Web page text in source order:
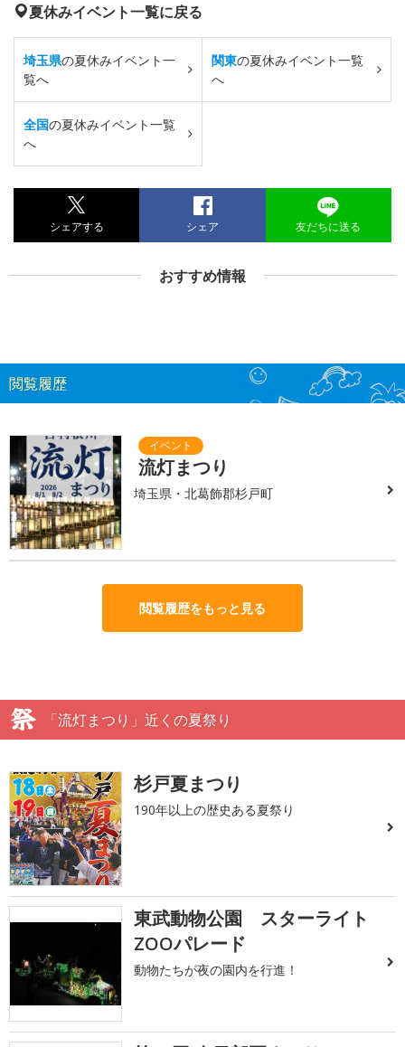
夏休みイベント一覧に戻る
埼玉県の夏休みイベント一
覧へ
関東の夏休みイベント一覧
へ
全国の夏休みイベント一覧
へ
シェアする シェア 友だちに送る
おすすめ情報
閲覧履歴
流灯まつり
埼玉県・北葛飾郡杉戸町
閲覧履歴をもっと見る
「流灯まつり」近くの夏祭り
杉戸夏まつり
190年以上の歴史ある夏祭り
東武動物公園 スターライト
ZOOパレード
動物たちが夜の園内を行進！